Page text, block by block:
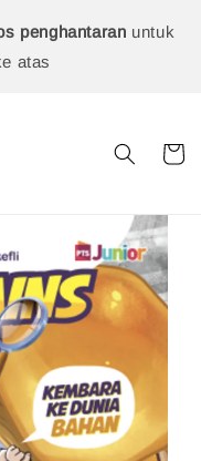
penghantaran untuk
atas